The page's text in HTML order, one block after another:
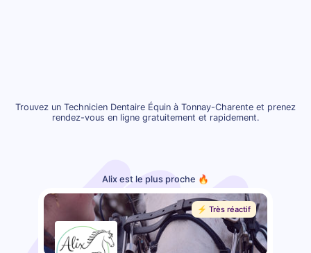
Trouvez un Technicien Dentaire Équin à Tonnay-Charente et prenez
rendez-vous en ligne gratuitement et rapidement.
Alix est le plus proche 🔥
⚡️ Très réactif